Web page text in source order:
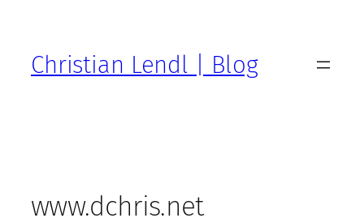
Christian Lendl | Blog
www.dchris.net